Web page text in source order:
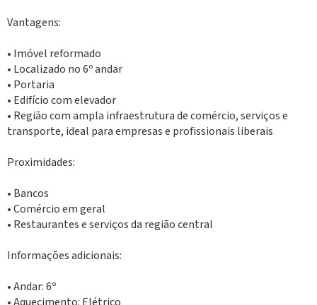
Vantagens:
• Imóvel reformado
• Localizado no 6º andar
• Portaria
• Edifício com elevador
• Região com ampla infraestrutura de comércio, serviços e
transporte, ideal para empresas e profissionais liberais
Proximidades:
• Bancos
• Comércio em geral
• Restaurantes e serviços da região central
Informações adicionais:
• Andar: 6º
• Aquecimento: Elétrico